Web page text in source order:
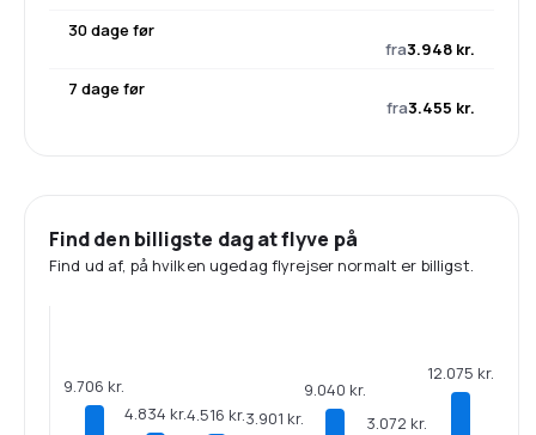
30 dage før
fra3.948 kr.
7 dage før
fra3.455 kr.
Find den billigste dag at flyve på
Find ud af, på hvilken ugedag flyrejser normalt er billigst.
9.706 kr.
4.834 kr.4.516 kr.3.901 kr.
9.040 kr.
3.072 kr.
12.075 kr.